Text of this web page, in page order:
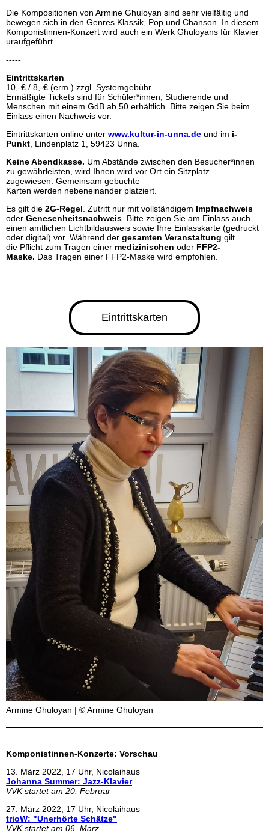
Die Kompositionen von Armine Ghuloyan sind sehr vielfältig und
bewegen sich in den Genres Klassik, Pop und Chanson. In diesem
Komponistinnen-Konzert wird auch ein Werk Ghuloyans für Klavier
uraufgeführt.
-----
Eintrittskarten
10,-€ / 8,-€ (erm.) zzgl. Systemgebühr
Ermäßigte Tickets sind für Schüler*innen, Studierende und
Menschen mit einem GdB ab 50 erhältlich. Bitte zeigen Sie beim
Einlass einen Nachweis vor.
Eintrittskarten online unter www.kultur-in-unna.de und im i-
Punkt , Lindenplatz 1, 59423 Unna.
Keine Abendkasse. Um Abstände zwischen den Besucher*innen
zu gewährleisten, wird Ihnen wird vor Ort ein Sitzplatz
zugewiesen. Gemeinsam gebuchte
Karten werden nebeneinander platziert.
Es gilt die 2G-Regel . Zutritt nur mit vollständigem Impfnachweis
oder Genesenheitsnachweis . Bitte zeigen Sie am Einlass auch
einen amtlichen Lichtbildausweis sowie Ihre Einlasskarte (gedruckt
oder digital) vor. Während der gesamten Veranstaltung gilt
die Pflicht zum Tragen einer medizinischen oder FFP2-
Maske. Das Tragen einer FFP2-Maske wird empfohlen.
Eintrittskarten
Armine Ghuloyan | © Armine Ghuloyan
Komponistinnen-Konzerte: Vorschau
13. März 2022, 17 Uhr, Nicolaihaus
Johanna Summer: Jazz-Klavier
VVK startet am 20. Februar
27. März 2022, 17 Uhr, Nicolaihaus
trioW: "Unerhörte Schätze"
VVK startet am 06. März